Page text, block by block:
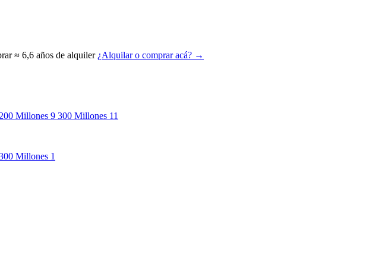
≈ 6,6 años de alquiler ¿Alquilar o comprar acá? →
200 Millones 9 300 Millones 11
Millones 1